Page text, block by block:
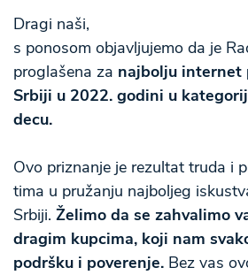
Dragi naši,
s ponosom objavljujemo da je
proglašena za najbolju internet
Srbiji u 2022. godini u
decu.
Ovo priznanje je rezultat truda i
tima u pružanju najboljeg
Srbiji. Želimo da se zahvalimo
dragim kupcima, koji nam
podršku i poverenje. Bez vas